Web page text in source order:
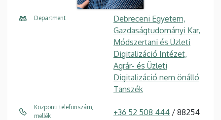
Department
Debreceni Egyetem,
Gazdaságtudományi Kar,
Módszertani és Üzleti
Digitalizáció Intézet,
Agrár- és Üzleti
Digitalizáció nem önálló
Tanszék
Központi telefonszám,
mellék
+36 52 508 444 / 88254